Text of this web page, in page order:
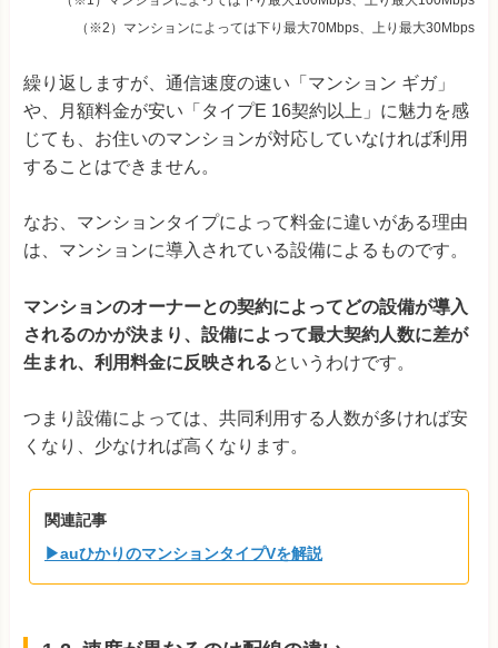
（※2）マンションによっては下り最大70Mbps、上り最大30Mbps
繰り返しますが、通信速度の速い「マンション ギガ」
や、月額料金が安い「タイプE 16契約以上」に魅力を感
じても、お住いのマンションが対応していなければ利用
することはできません。
なお、マンションタイプによって料金に違いがある理由
は、マンションに導入されている設備によるものです。
マンションのオーナーとの契約によってどの設備が導入
されるのかが決まり、設備によって最大契約人数に差が
生まれ、利用料金に反映されるというわけです。
つまり設備によっては、共同利用する人数が多ければ安
くなり、少なければ高くなります。
関連記事
▶auひかりのマンションタイプVを解説